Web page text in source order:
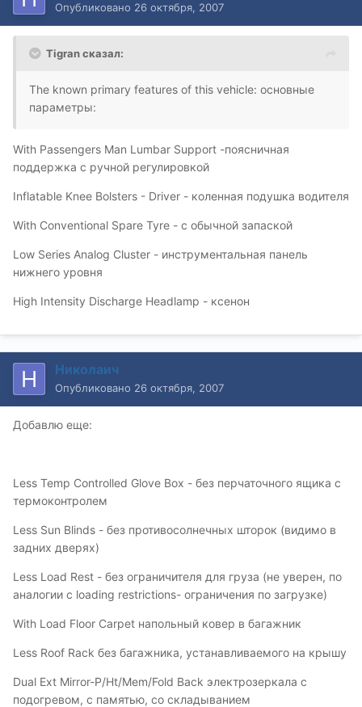
Опубликовано 26 октября, 2007
Tigran сказал:
The known primary features of this vehicle: основные
параметры:
With Passengers Man Lumbar Support -поясничная
поддержка с ручной регулировкой
Inflatable Knee Bolsters - Driver - коленная подушка водителя
With Conventional Spare Tyre - с обычной запаской
Low Series Analog Cluster - инструментальная панель
нижнего уровня
High Intensity Discharge Headlamp - ксенон
Николаич
Опубликовано 26 октября, 2007
Добавлю еще:
Less Temp Controlled Glove Box - без перчаточного ящика с
термоконтролем
Less Sun Blinds - без противосолнечных шторок (видимо в
задних дверях)
Less Load Rest - без ограничителя для груза (не уверен, по
аналогии с loading restrictions- ограничения по загрузке)
With Load Floor Carpet напольный ковер в багажник
Less Roof Rack без багажника, устанавливаемого на крышу
Dual Ext Mirror-P/Ht/Mem/Fold Back электрозеркала с
подогревом, с памятью, со складыванием